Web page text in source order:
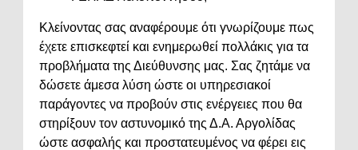
Κλείνοντας σας αναφέρουμε ότι γνωρίζουμε πως
έχετε επισκεφτεί και ενημερωθεί πολλάκις για τα
προβλήματα της Διεύθυνσης μας. Σας ζητάμε να
δώσετε άμεσα λύση ώστε οι υπηρεσιακοί
παράγοντες να προβούν στις ενέργειες που θα
στηρίξουν τον αστυνομικό της Δ.Α. Αργολίδας
ώστε ασφαλής και προστατευμένος να φέρει εις